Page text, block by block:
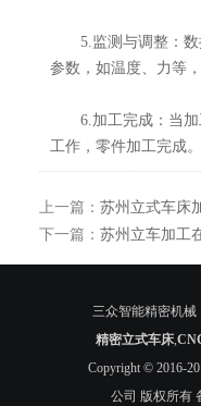
5.监测与调整：数
参数，如温度、力等
6.加工完成：当加
工作，零件加工完成。
上一篇： 苏州立式车床
下一篇： 苏州立车加工
三众智能精密机械
精密立式车床,
Copyright © 2016-
公司 版权所有